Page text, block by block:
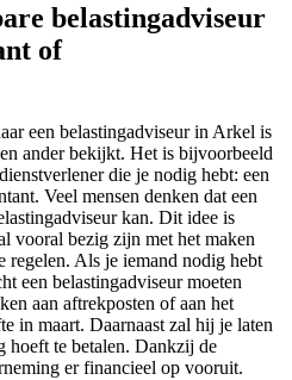
belastingadviseur
of
een belastingadviseur in Arkel is
ander bekijkt. Het is bijvoorbeeld
die je nodig hebt: een
Veel mensen denken dat een
kan. Dit idee is
vooral bezig zijn met het maken
regelen. Als je iemand nodig hebt
een belastingadviseur moeten
aan aftrekposten of aan het
in maart. Daarnaast zal hij je laten
hoeft te betalen. Dankzij de
er financieel op vooruit.